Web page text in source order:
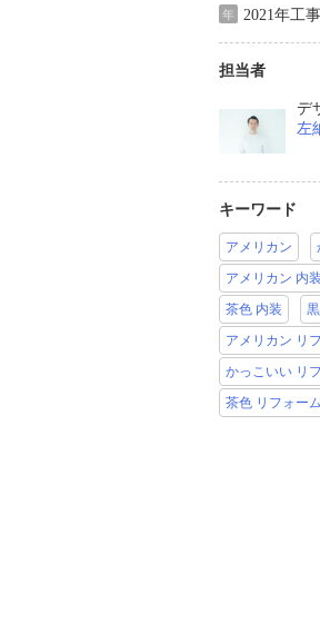
年 2021年工
担当者
デ
左
キーワード
アメリカン
アメリカン 内装
茶色 内装
アメリカン リ
かっこいい リ
茶色 リフォーム